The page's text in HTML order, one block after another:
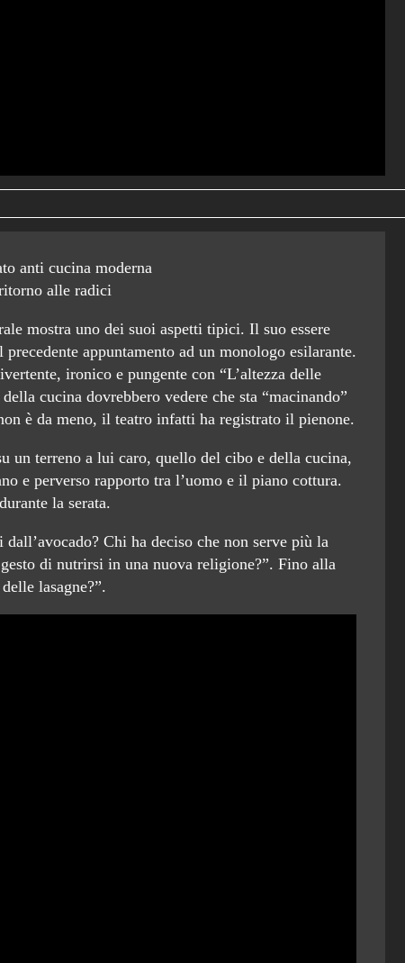
anti cucina moderna
alle radici
mostra uno dei suoi aspetti tipici. Il suo essere
appuntamento ad un monologo esilarante.
ironico e pungente con “L’altezza delle
cucina dovrebbero vedere che sta “macinando”
è da meno, il teatro infatti ha registrato il pienone.
un terreno a lui caro, quello del cibo e della cucina,
e perverso rapporto tra l’uomo e il piano cottura.
la serata.
Chi ha deciso che non serve più la
di nutrirsi in una nuova religione?”. Fino alla
lasagne?”.